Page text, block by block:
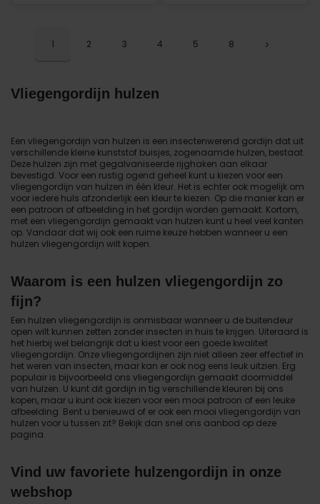
1 2 3 4 5 8
Vliegengordijn hulzen
Een vliegengordijn van hulzen is een insectenwerend gordijn dat uit
verschillende kleine kunststof buisjes, zogenaamde hulzen, bestaat.
Deze hulzen zijn met gegalvaniseerde rijghaken aan elkaar
bevestigd. Voor een rustig ogend geheel kunt u kiezen voor een
vliegengordijn van hulzen in één kleur. Het is echter ook mogelijk om
voor iedere huls afzonderlijk een kleur te kiezen. Op die manier kan er
een patroon of afbeelding in het gordijn worden gemaakt. Kortom,
met een vliegengordijn gemaakt van hulzen kunt u heel veel kanten
op. Vandaar dat wij ook een ruime keuze hebben wanneer u een
hulzen vliegengordijn wilt kopen.
Waarom is een hulzen vliegengordijn zo
fijn?
Een hulzen vliegengordijn is onmisbaar wanneer u de buitendeur
open wilt kunnen zetten zonder insecten in huis te krijgen. Uiteraard is
het hierbij wel belangrijk dat u kiest voor een goede kwaliteit
vliegengordijn. Onze vliegengordijnen zijn niet alleen zeer effectief in
het weren van insecten, maar kan er ook nog eens leuk uitzien. Erg
populair is bijvoorbeeld ons vliegengordijn gemaakt doormiddel
van hulzen. U kunt dit gordijn in tig verschillende kleuren bij ons
kopen, maar u kunt ook kiezen voor een mooi patroon of een leuke
afbeelding. Bent u benieuwd of er ook een mooi vliegengordijn van
hulzen voor u tussen zit? Bekijk dan snel ons aanbod op deze
pagina.
Vind uw favoriete hulzengordijn in onze
webshop